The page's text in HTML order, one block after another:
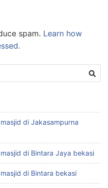
spam. Learn how
di Jakasampurna
di Bintara Jaya bekasi
di Bintara bekasi